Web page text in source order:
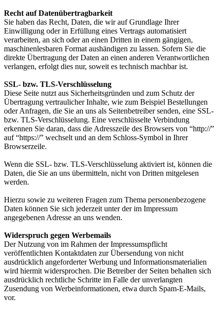
Recht auf Datenübertragbarkeit
Sie haben das Recht, Daten, die wir auf Grundlage Ihrer
Einwilligung oder in Erfüllung eines Vertrags automatisiert
verarbeiten, an sich oder an einen Dritten in einem gängigen,
maschinenlesbaren Format aushändigen zu lassen. Sofern Sie die
direkte Übertragung der Daten an einen anderen Verantwortlichen
verlangen, erfolgt dies nur, soweit es technisch machbar ist.
SSL- bzw. TLS-Verschlüsselung
Diese Seite nutzt aus Sicherheitsgründen und zum Schutz der
Übertragung vertraulicher Inhalte, wie zum Beispiel Bestellungen
oder Anfragen, die Sie an uns als Seitenbetreiber senden, eine SSL-
bzw. TLS-Verschlüsselung. Eine verschlüsselte Verbindung
erkennen Sie daran, dass die Adresszeile des Browsers von “http://”
auf “https://” wechselt und an dem Schloss-Symbol in Ihrer
Browserzeile.
Wenn die SSL- bzw. TLS-Verschlüsselung aktiviert ist, können die
Daten, die Sie an uns übermitteln, nicht von Dritten mitgelesen
werden.
Hierzu sowie zu weiteren Fragen zum Thema personenbezogene
Daten können Sie sich jederzeit unter der im Impressum
angegebenen Adresse an uns wenden.
Widerspruch gegen Werbemails
Der Nutzung von im Rahmen der Impressumspflicht
veröffentlichten Kontaktdaten zur Übersendung von nicht
ausdrücklich angeforderter Werbung und Informationsmaterialien
wird hiermit widersprochen. Die Betreiber der Seiten behalten sich
ausdrücklich rechtliche Schritte im Falle der unverlangten
Zusendung von Werbeinformationen, etwa durch Spam-E-Mails,
vor.